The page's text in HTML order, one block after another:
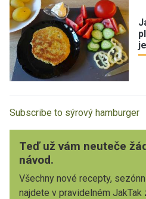
Subscribe to sýrový hamburger
Teď už vám neuteče
návod.
Všechny nové recepty,
najdete v pravidelném